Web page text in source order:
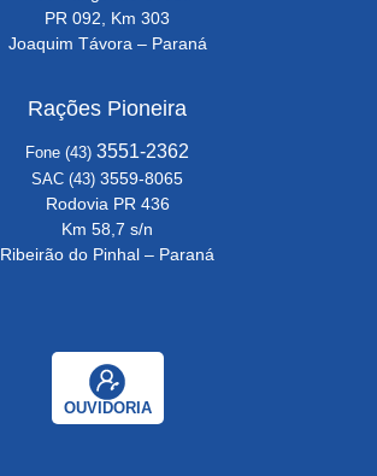
PR 092, Km 303
Joaquim Távora – Paraná
Rações Pioneira
Fone (43) 3551-2362
SAC (43) 3559-8065
Rodovia PR 436
Km 58,7 s/n
Ribeirão do Pinhal – Paraná
OUVIDORIA